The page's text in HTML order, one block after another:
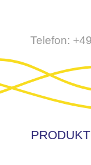
Direkt
Inhalt
Telefon: